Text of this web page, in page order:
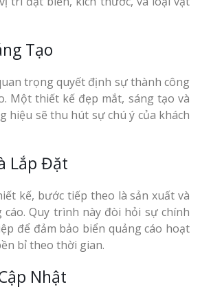
Tạo
trọng quyết định sự thành công
Một thiết kế đẹp mắt, sáng tạo và
hiệu sẽ thu hút sự chú ý của khách
Lắp Đặt
kế, bước tiếp theo là sản xuất và
cáo. Quy trình này đòi hỏi sự chính
để đảm bảo biển quảng cáo hoạt
bỉ theo thời gian.
Nhật